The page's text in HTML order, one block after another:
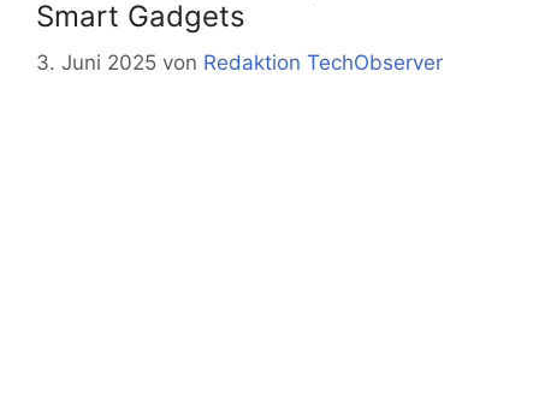
Smart Gadgets
3. Juni 2025 von Redaktion TechObserver